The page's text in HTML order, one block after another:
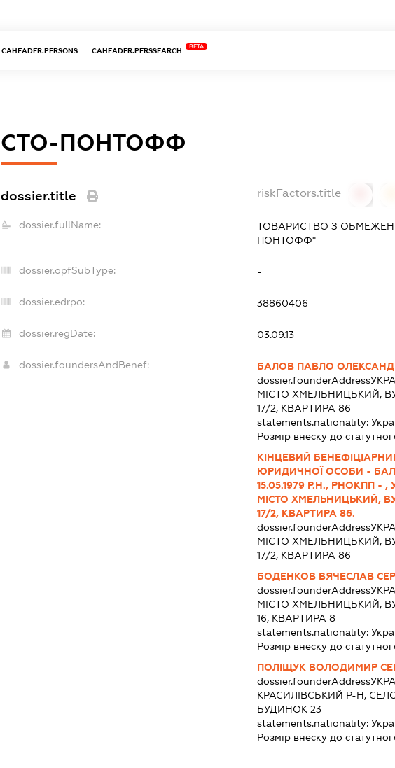
CAHEADER.PERSONS CAHEADER.PERSSEARCH
BETA
СТО-ПОНТОФФ
dossier.title riskFactors.title
dossier.fullName:
ТОВАРИСТВО З
ПОНТОФФ"
dossier.opfSubType: -
dossier.edrpo: 38860406
dossier.regDate: 03.09.13
dossier.foundersAndBenef:
БАЛОВ ПАВЛО
dossier.founderAddress
МІСТО ХМЕЛЬНИЦЬКИЙ,
17/2, КВАРТИРА 86
statements.nationality:
Розмір внеску до
КІНЦЕВИЙ
ЮРИДИЧНОЇ ОСОБИ -
15.05.1979 Р.Н., РНОКПП -
МІСТО ХМЕЛЬНИЦЬКИЙ,
17/2, КВАРТИРА 86.
dossier.founderAddress
МІСТО ХМЕЛЬНИЦЬКИЙ,
17/2, КВАРТИРА 86
БОДЕНКОВ ВЯЧЕСЛАВ
dossier.founderAddress
МІСТО ХМЕЛЬНИЦЬКИЙ,
16, КВАРТИРА 8
statements.nationality:
Розмір внеску до
ПОЛІЩУК ВОЛОДИМИР
dossier.founderAddress
КРАСИЛІВСЬКИЙ Р-Н,
БУДИНОК 23
statements.nationality:
Розмір внеску до